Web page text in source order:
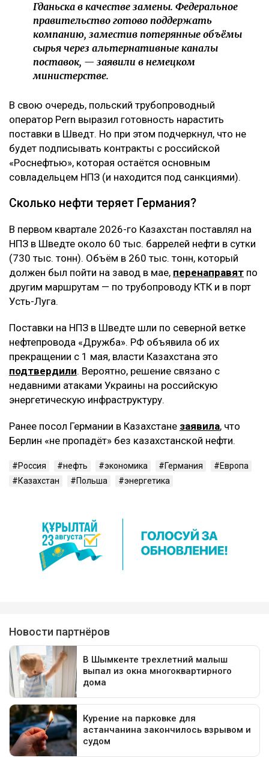
Гданьска в качестве замены. Федеральное
правительство готово поддержать
компанию, заместив потерянные объёмы
сырья через альтернативные каналы
поставок, — заявили в немецком
министерстве.
В свою очередь, польский трубопроводный
оператор Pern выразил готовность нарастить
поставки в Шведт. Но при этом подчеркнул, что не
будет подписывать контракты с российской
«Роснефтью», которая остаётся основным
совладельцем НПЗ (и находится под санкциями).
Сколько нефти теряет Германия?
В первом квартале 2026-го Казахстан поставлял на
НПЗ в Шведте около 60 тыс. баррелей нефти в сутки
(730 тыс. тонн). Объём в 260 тыс. тонн, который
должен был пойти на завод в мае, перенаправят по
другим маршрутам — по трубопроводу КТК и в порт
Усть-Луга.
Поставки на НПЗ в Шведте шли по северной ветке
нефтепровода «Дружба». РФ объявила об их
прекращении с 1 мая, власти Казахстана это
подтвердили. Вероятно, решение связано с
недавними атаками Украины на российскую
энергетическую инфраструктуру.
Ранее посол Германии в Казахстане заявила, что
Берлин «не пропадёт» без казахстанской нефти.
Россия нефть экономика Германия
Европа
Казахстан
Польша энергетика